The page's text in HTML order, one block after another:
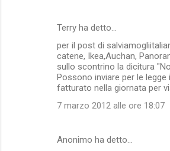
Terry ha detto…
per il post di
catene, Ikea,Auchan,
sullo scontrino la dicitura
Possono inviare per le
fatturato nella giornata per
7 marzo 2012 alle ore 18:07
Anonimo ha detto…